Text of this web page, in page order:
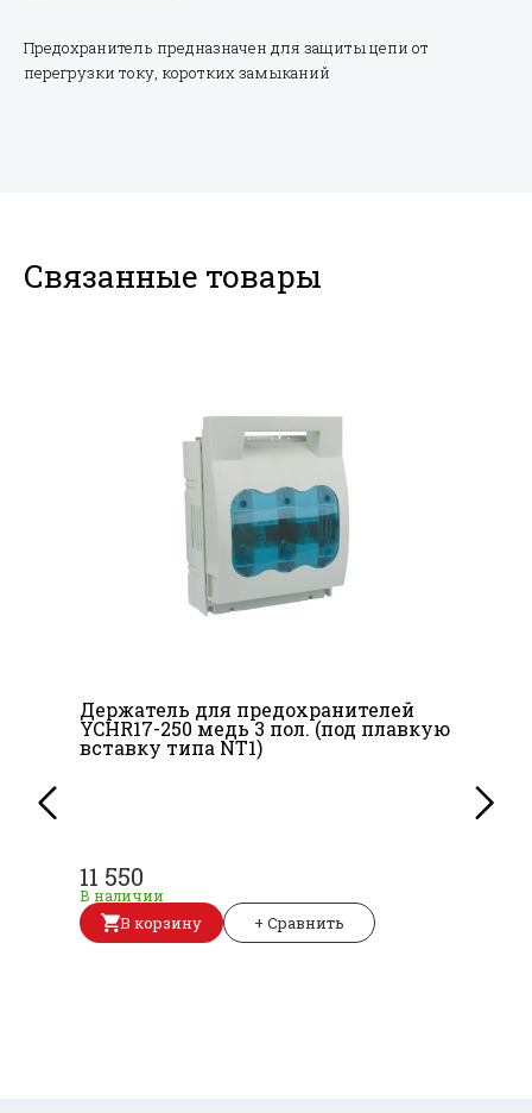
Предохранитель предназначен для защиты цепи от
перегрузки току, коротких замыканий
Связанные товары
Держатель для предохранителей
YCHR17-250 медь 3 пол. (под плавкую
вставку типа NT1)
11 550
В наличии
В корзину + Сравнить